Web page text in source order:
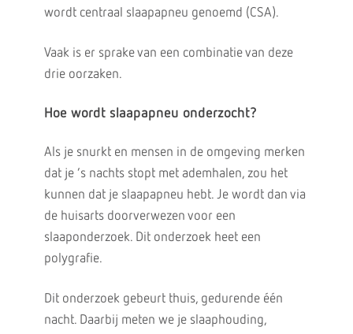
wordt centraal slaapapneu genoemd (CSA).
Vaak is er sprake van een combinatie van deze
drie oorzaken.
Hoe wordt slaapapneu onderzocht?
Als je snurkt en mensen in de omgeving merken
dat je ’s nachts stopt met ademhalen, zou het
kunnen dat je slaapapneu hebt. Je wordt dan via
de huisarts doorverwezen voor een
slaaponderzoek. Dit onderzoek heet een
polygrafie.
Dit onderzoek gebeurt thuis, gedurende één
nacht. Daarbij meten we je slaaphouding,